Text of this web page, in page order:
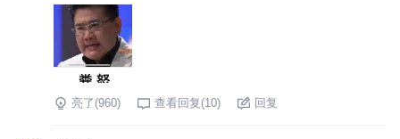
亮了(960) 查看回复(10) 回复